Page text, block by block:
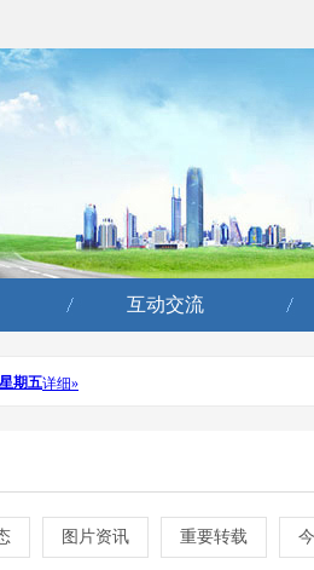
互动交流
图片资讯 重要转载